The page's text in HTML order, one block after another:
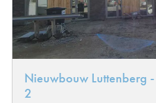
Nieuwbouw Luttenberg
2